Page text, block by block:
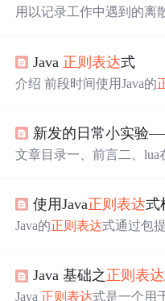
用以记录工作中遇到的离
mp;amp;amp;amp;nbsp;1、
Java 正则表达式
介绍 前段时间使用Java的
placeAll()等方
利用Pattern.class和
新发的日常小实验
文章目录一、前言二、lua
索（多个分组）4、案例4
5、案例5：plain参数为
使用Java正则表达式
Java的正则表达式通过包
践，开发者可以高效地实
电子邮件验证示例展示了
Java 基础之 正则表达
Java 正则表达式是一个用